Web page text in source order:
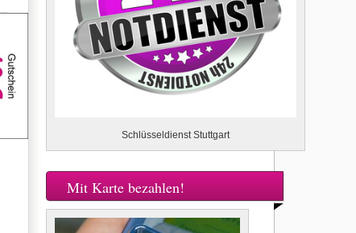
Schlüsseldienst Stuttgart
Mit Karte bezahlen!